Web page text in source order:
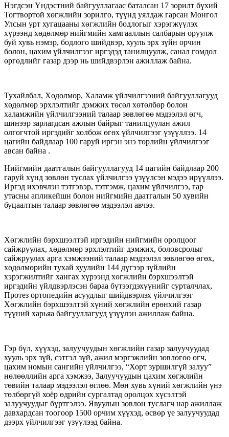
Нэгдсэн Үндэстний байгууллагаас баталсан 17 зорилт бүхий
Тогтвортой хөгжлийн зорилго, түүнд уялдаж гарсан Монгол
Улсын урт хугацааны хөгжлийн бодлогыг хэрэгжүүлэх
хүрээнд хөдөлмөр нийгмийн хамгааллын салбарын оруулж
буй хувь нэмэр, бодлого шийдвэр, хууль эрх зүйн орчин
болон, цахим үйлчилгээг иргэдэд танилцуулж, санал гомдол
өргөдлийг газар дээр нь шийдвэрлэн ажиллаж байна.
Тухайлбал, Хөдөлмөр, Халамж үйлчилгээний байгууллагууд
хөдөлмөр эрхлэлтийг дэмжих төсөл хөтөлбөр болон
халамжийн үйлчилгээний талаар зөвлөгөө мэдээлэл өгч,
шинээр зарлагдсан ажлын байрыг танилцуулан ажил
олгогчтой иргэдийг холбож өгөх үйлчилгээг үзүүллээ. 14
цагийн байдлаар 100 гаруй иргэн энэ төрлийн үйлчилгээг
авсан байна .
Нийгмийн даатгалын байгууллагууд 14 цагийн байдлаар 200
гаруй хүнд зөвлөн туслах үйлчилгээ үзүүлсэн мэдээ ирүүллээ.
Иргэд ихэвчлэн тэтгэвэр, тэтгэмж, цахим үйлчилгээ, гар
утасны апликейшн болон нийгмийн даатгалын 50 хувийн
буцаалтын талаар зөвлөгөө мэдээлэл авчээ.
Хөгжлийн бэрхшээлтэй иргэдийн нийгмийн оролцоог
сайжруулах, хөдөлмөр эрхлэлтийг дэмжих, боловсролыг
сайжруулах арга хэмжээний талаар мэдээлэл зөвлөгөө өгөх,
хөдөлмөрийн тухай хуулийн 144 дүгээр зүйлийн
хэрэгжилтийг хангах хүрээнд хөгжлийн бэрхшээлтэй
иргэдийн үйлдвэрлэсэн бараа бүтээгдэхүүнийг сурталчлах,
Протез ортопедийн асуудлыг шийдвэрлэх үйлчилгээг
Хөгжлийн бэрхшээлтэй хүний хөгжлийн ерөнхий газар
түүний харьяа байгууллагууд үзүүлэн ажиллаж байна.
Гэр бүл, хүүхэд, залуучуудын хөгжлийн газар залуучуудад
хууль эрх зүй, сэтгэл зүй, ажил мэргэжлийн зөвлөгөө өгч,
цахим номын сангийн үйлчилгээ, “Хорт зуршилгүй залуу”
нөлөөллийн арга хэмжээ, Залуучуудын цахим хөгжлийн
төвийн талаар мэдээлэл өглөө. Мөн хувь хүний хөгжлийн үнэ
төлбөргүй хоёр өдрийн сургалтад оролцох хүсэлтэй
залуучуудыг бүртгэлээ. Явуулын зөвлөн туслагч нар ажиллаж
давхардсан тоогоор 1500 орчим хүүхэд, өсвөр үе залуучуудад
дээрх үйлчилгээг үзүүлээд байна.